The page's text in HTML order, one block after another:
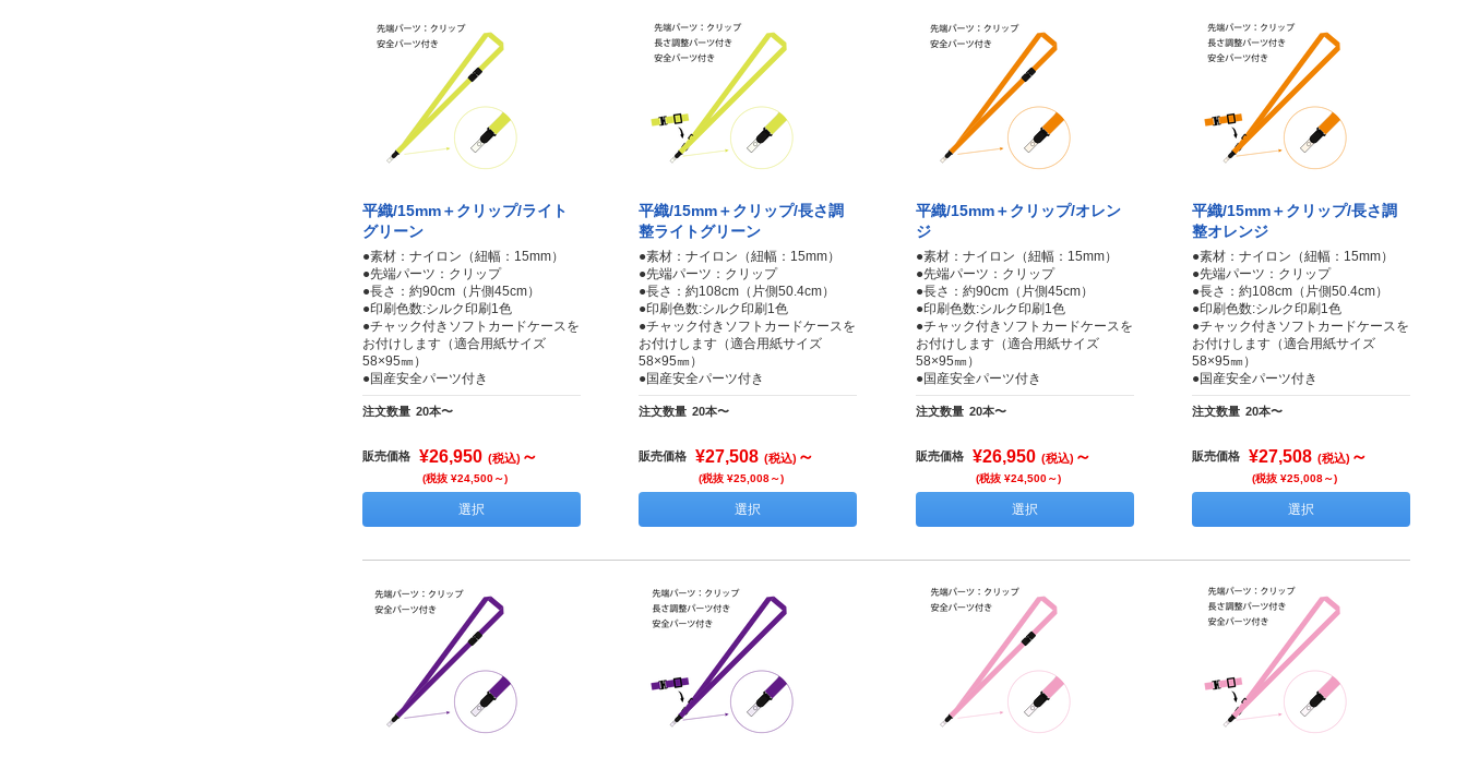
平織/15mm＋クリップ/ライト
グリーン
●素材：ナイロン（紐幅：15mm）
●先端パーツ：クリップ
●長さ：約90cm（片側45cm）
●印刷色数:シルク印刷1色
●チャック付きソフトカードケースを
お付けします（適合用紙サイズ
58×95㎜）
●国産安全パーツ付き
注文数量 20本〜
販売価格 ¥26,950 (税込) ～
(税抜 ¥24,500～)
選択
平織/15mm＋クリップ/長さ調
整ライトグリーン
●素材：ナイロン（紐幅：15mm）
●先端パーツ：クリップ
●長さ：約108cm（片側50.4cm）
●印刷色数:シルク印刷1色
●チャック付きソフトカードケースを
お付けします（適合用紙サイズ
58×95㎜）
●国産安全パーツ付き
注文数量 20本〜
販売価格 ¥27,508 (税込) ～
(税抜 ¥25,008～)
選択
平織/15mm＋クリップ/オレン
ジ
●素材：ナイロン（紐幅：15mm）
●先端パーツ：クリップ
●長さ：約90cm（片側45cm）
●印刷色数:シルク印刷1色
●チャック付きソフトカードケースを
お付けします（適合用紙サイズ
58×95㎜）
●国産安全パーツ付き
注文数量 20本〜
販売価格 ¥26,950 (税込) ～
(税抜 ¥24,500～)
選択
平織/15mm＋クリップ/長さ調
整オレンジ
●素材：ナイロン（紐幅：15mm）
●先端パーツ：クリップ
●長さ：約108cm（片側50.4cm）
●印刷色数:シルク印刷1色
●チャック付きソフトカードケースを
お付けします（適合用紙サイズ
58×95㎜）
●国産安全パーツ付き
注文数量 20本〜
販売価格 ¥27,508 (税込) ～
(税抜 ¥25,008～)
選択